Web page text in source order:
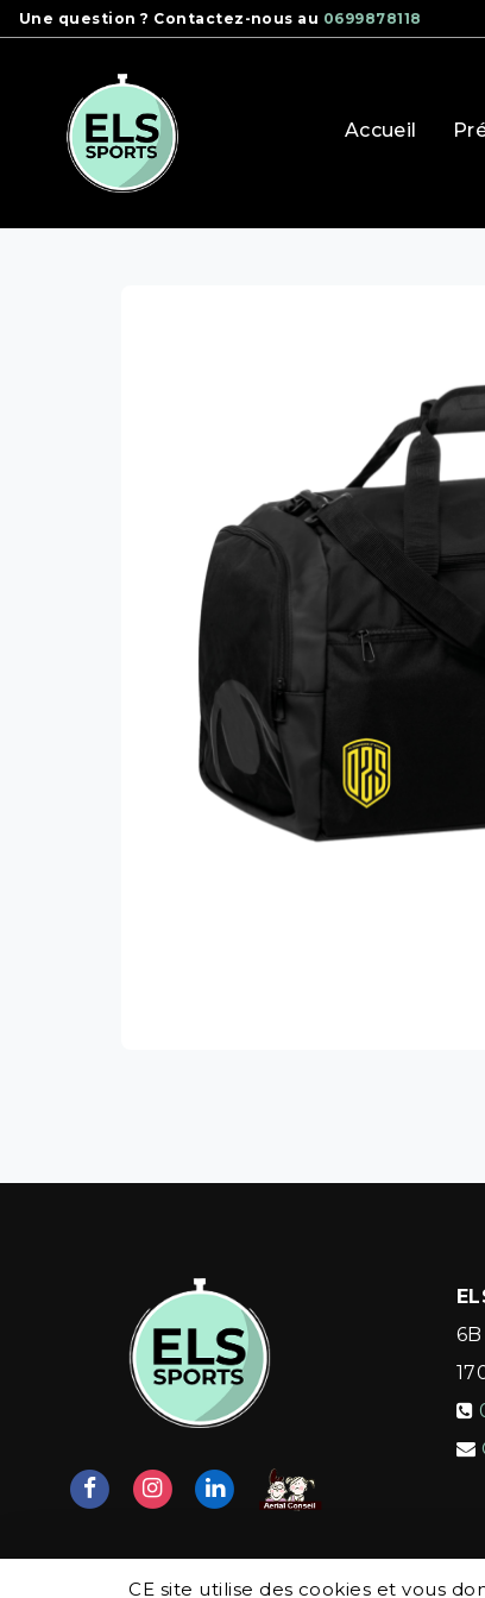
Panneau de gestion des cookies
CE site utilise des cookies et vous
Accueil
Une question ? Contactez-nous au 0699878118